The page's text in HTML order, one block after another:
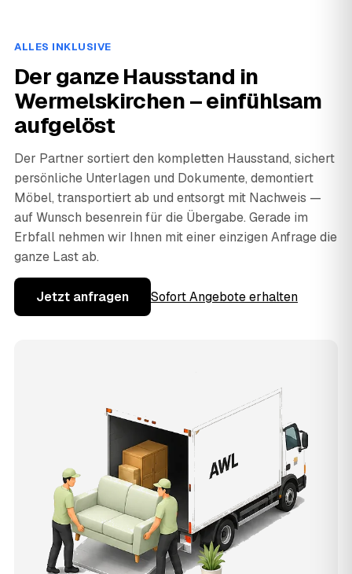
ALLES INKLUSIVE
Der ganze Hausstand in
Wermelskirchen – einfühlsam
aufgelöst
Der Partner sortiert den kompletten Hausstand, sichert
persönliche Unterlagen und Dokumente, demontiert
Möbel, transportiert ab und entsorgt mit Nachweis —
auf Wunsch besenrein für die Übergabe. Gerade im
Erbfall nehmen wir Ihnen mit einer einzigen Anfrage die
ganze Last ab.
Jetzt anfragen Sofort Angebote erhalten